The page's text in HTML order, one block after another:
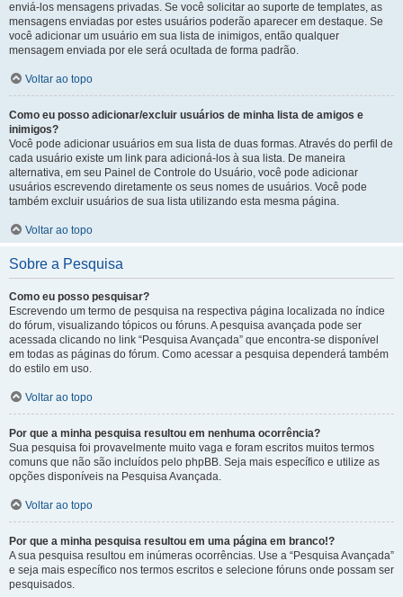
enviá-los mensagens privadas. Se você solicitar ao suporte de templates, as
mensagens enviadas por estes usuários poderão aparecer em destaque. Se
você adicionar um usuário em sua lista de inimigos, então qualquer
mensagem enviada por ele será ocultada de forma padrão.
Voltar ao topo
Como eu posso adicionar/excluir usuários de minha lista de amigos e
inimigos?
Você pode adicionar usuários em sua lista de duas formas. Através do perfil de
cada usuário existe um link para adicioná-los à sua lista. De maneira
alternativa, em seu Painel de Controle do Usuário, você pode adicionar
usuários escrevendo diretamente os seus nomes de usuários. Você pode
também excluir usuários de sua lista utilizando esta mesma página.
Voltar ao topo
Sobre a Pesquisa
Como eu posso pesquisar?
Escrevendo um termo de pesquisa na respectiva página localizada no índice
do fórum, visualizando tópicos ou fóruns. A pesquisa avançada pode ser
acessada clicando no link “Pesquisa Avançada” que encontra-se disponível
em todas as páginas do fórum. Como acessar a pesquisa dependerá também
do estilo em uso.
Voltar ao topo
Por que a minha pesquisa resultou em nenhuma ocorrência?
Sua pesquisa foi provavelmente muito vaga e foram escritos muitos termos
comuns que não são incluídos pelo phpBB. Seja mais específico e utilize as
opções disponíveis na Pesquisa Avançada.
Voltar ao topo
Por que a minha pesquisa resultou em uma página em branco!?
A sua pesquisa resultou em inúmeras ocorrências. Use a “Pesquisa Avançada”
e seja mais específico nos termos escritos e selecione fóruns onde possam ser
pesquisados.